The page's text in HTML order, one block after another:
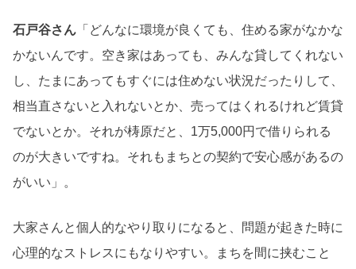
石戸谷さん 「どんなに環境が良くても、住める家がなかな
かないんです。空き家はあっても、みんな貸してくれない
し、たまにあってもすぐには住めない状況だったりして、
相当直さないと入れないとか、売ってはくれるけれど賃貸
でないとか。それが梼原だと、1万5,000円で借りられる
のが大きいですね。それもまちとの契約で安心感があるの
がいい」。
大家さんと個人的なやり取りになると、問題が起きた時に
心理的なストレスにもなりやすい。まちを間に挟むこと